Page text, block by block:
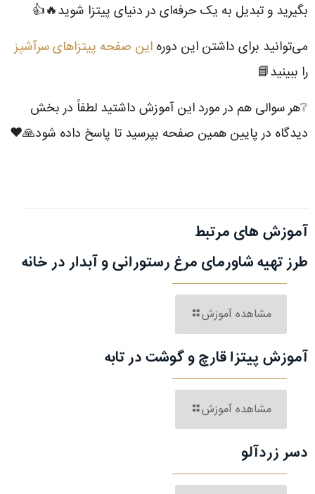
بگیرید و تبدیل به یک حرفه‌ای در دنیای پیتزا شوید🔥👍
می‌توانید برای داشتن این دوره این صفحه پیتزاهای سرآشپز
را ببینید📘
❔هر سوالی هم در مورد این آموزش داشتید لطفاً در بخش
دیدگاه در پایین همین صفحه بپرسید تا پاسخ داده شود🙏❤️
آموزش های مرتبط
طرز تهیه شاورمای مرغ رستورانی و آبدار در خانه
مشاهده آموزش
آموزش پیتزا قارچ و گوشت در تابه
مشاهده آموزش
دسر زردآلو